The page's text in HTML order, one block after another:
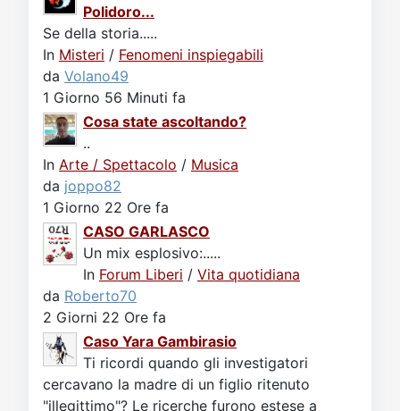
Polidoro...
Se della storia.....
In Misteri / Fenomeni inspiegabili
da Volano49
1 Giorno 56 Minuti fa
Cosa state ascoltando?
..
In Arte / Spettacolo / Musica
da joppo82
1 Giorno 22 Ore fa
CASO GARLASCO
Un mix esplosivo:.....
In Forum Liberi / Vita quotidiana
da Roberto70
2 Giorni 22 Ore fa
Caso Yara Gambirasio
Ti ricordi quando gli investigatori
cercavano la madre di un figlio ritenuto
"illegittimo"? Le ricerche furono estese a